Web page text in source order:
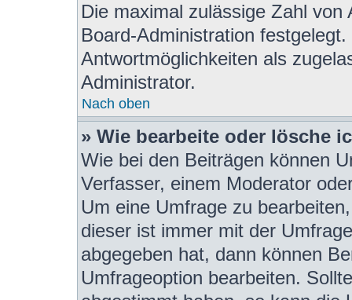
Die maximal zulässige Zahl
Board-Administration
Antwortmöglichkeiten als
Administrator.
Nach oben
» Wie bearbeite oder lösche
Wie bei den Beiträgen können
Verfasser, einem Moderator
Um eine Umfrage zu
dieser ist immer mit der
abgegeben hat, dann können
Umfrageoption bearbeiten.